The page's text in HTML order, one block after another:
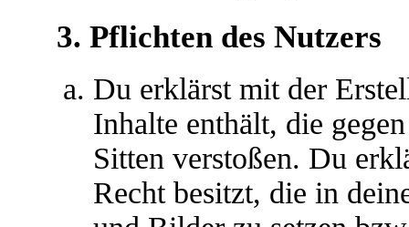
3. Pflichten des Nutzers
Du erklärst mit der
Inhalte enthält, die
Sitten verstoßen. Du
Recht besitzt, die in